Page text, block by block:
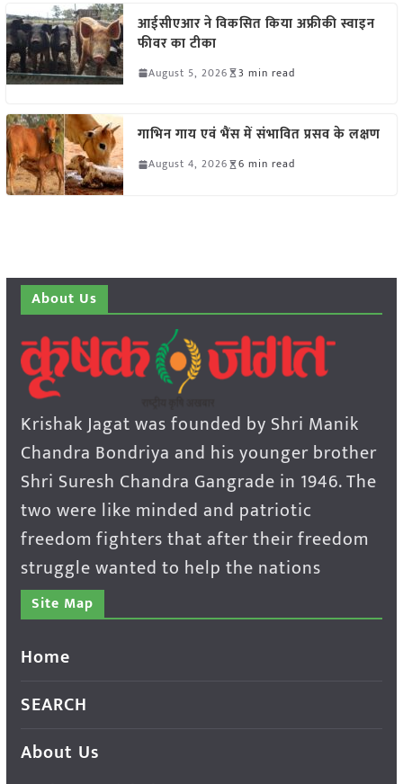
आईसीएआर ने विकसित किया अफ्रीकी स्वाइन
फीवर का टीका
August 5, 2026 3 min read
गाभिन गाय एवं भैंस में संभावित प्रसव के लक्षण
August 4, 2026 6 min read
About Us
Krishak Jagat was founded by Shri Manik
Chandra Bondriya and his younger brother
Shri Suresh Chandra Gangrade in 1946. The
two were like minded and patriotic
freedom fighters that after their freedom
struggle wanted to help the nations
Site Map
Home
SEARCH
About Us